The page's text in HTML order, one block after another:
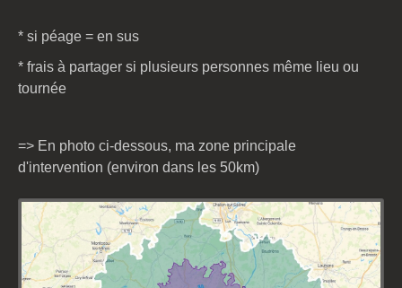
* si péage = en sus
* frais à partager si plusieurs personnes même lieu ou
tournée
=> En photo ci-dessous, ma zone principale
d'intervention (environ dans les 50km)